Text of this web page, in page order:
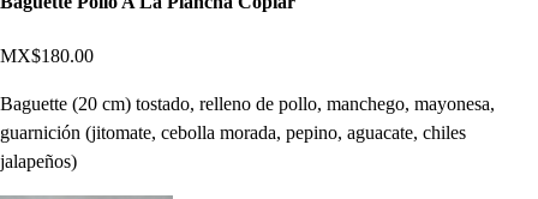
MX$180.00
Baguette (20 cm) tostado, relleno de pollo, manchego, mayonesa,
guarnición (jitomate, cebolla morada, pepino, aguacate, chiles
jalapeños)